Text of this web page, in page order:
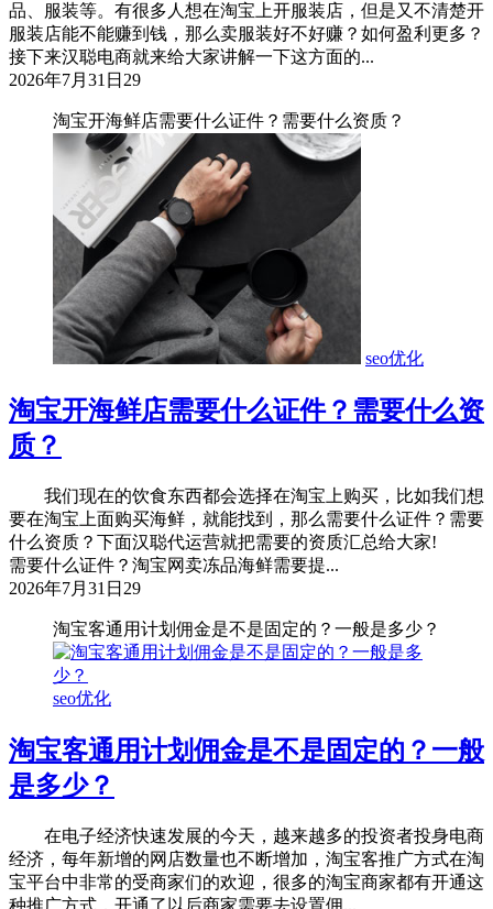
品、服装等。有很多人想在淘宝上开服装店，但是又不清楚开
服装店能不能赚到钱，那么卖服装好不好赚？如何盈利更多？
接下来汉聪电商就来给大家讲解一下这方面的...
2026年7月31日 29
淘宝开海鲜店需要什么证件？需要什么资质？
seo优化
淘宝开海鲜店需要什么证件？需要什么资
质？
我们现在的饮食东西都会选择在淘宝上购买，比如我们想
要在淘宝上面购买海鲜，就能找到，那么需要什么证件？需要
什么资质？下面汉聪代运营就把需要的资质汇总给大家!
需要什么证件？淘宝网卖冻品海鲜需要提...
2026年7月31日 29
淘宝客通用计划佣金是不是固定的？一般是多少？
seo优化
淘宝客通用计划佣金是不是固定的？一般
是多少？
在电子经济快速发展的今天，越来越多的投资者投身电商
经济，每年新增的网店数量也不断增加，淘宝客推广方式在淘
宝平台中非常的受商家们的欢迎，很多的淘宝商家都有开通这
种推广方式，开通了以后商家需要去设置佣...